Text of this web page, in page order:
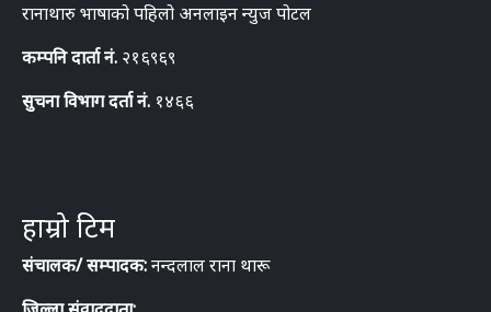
रानाथारु भाषाको पहिलो अनलाइन न्युज पोटल
कम्पनि दार्ता नं. २१६९६९
सुचना विभाग दर्ता नं. १४६६
हाम्रो टिम
संचालक/ सम्पादक:नन्दलाल राना थारू